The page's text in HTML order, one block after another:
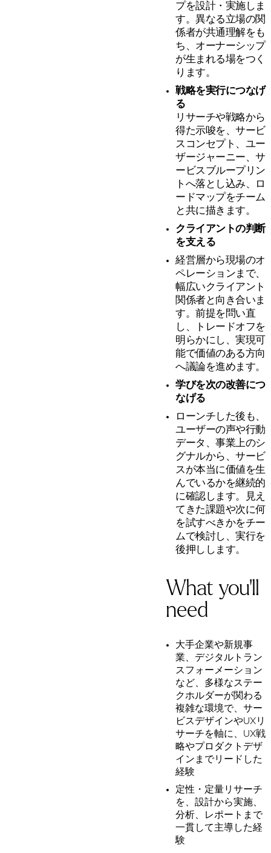
プを設計・実施しま
す。異なる立場の関
係者が共通理解をも
ち、オーナーシップ
が生まれる場をつく
ります。
戦略を実行につなげ
る
リサーチや戦略から
得た示唆を、サービ
スコンセプト、ユー
ザージャーニー、サ
ービスブループリン
トへ落とし込み、ロ
ードマップをチーム
と共に描きます。
クライアントの判断
を支える
経営層から現場のオ
ペレーションまで、
幅広いクライアント
関係者と向き合いま
す。前提を問い直
し、トレードオフを
明らかにし、実現可
能で価値のある方向
へ議論を進めます。
学びを次の改善につ
なげる
ローンチした後も、
ユーザーの声や行動
データ、事業上のシ
グナルから、サービ
スが本当に価値を生
んでいるかを継続的
に確認します。見え
てきた課題や次に何
を試すべきかをチー
ムで検討し、実行を
後押しします。
What you'll
need
大手企業や新規事
業、デジタルトラン
スフォーメーション
など、多様なステー
クホルダーが関わる
複雑な環境で、サー
ビスデザインやUXリ
サーチを軸に、UX戦
略やプロダクトデザ
インまでリードした
経験
定性・定量リサーチ
を、設計から実施、
分析、レポートまで
一貫して主導した経
験